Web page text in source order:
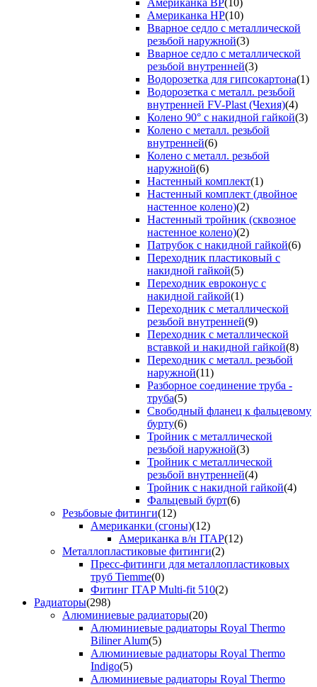
Американка ВР(10)
Американка НР(10)
Вварное седло с металлической
резьбой наружной(3)
Вварное седло с металлической
резьбой внутренней(3)
Водорозетка для гипсокартона(1)
Водорозетка с металл. резьбой
внутренней FV-Plast (Чехия)(4)
Колено 90° с накидной гайкой(3)
Колено с металл. резьбой
внутренней(6)
Колено с металл. резьбой
наружной(6)
Настенный комплект(1)
Настенный комплект (двойное
настенное колено)(2)
Настенный тройник (сквозное
настенное колено)(2)
Патрубок с накидной гайкой(6)
Переходник пластиковый с
накидной гайкой(5)
Переходник евроконус с
накидной гайкой(1)
Переходник с металлической
резьбой внутренней(9)
Переходник с металлической
вставкой и накидной гайкой(8)
Переходник с металл. резьбой
наружной(11)
Разборное соединение труба -
труба(5)
Свободный фланец к фальцевому
бурту(6)
Тройник с металлической
резьбой наружной(3)
Тройник с металлической
резьбой внутренней(4)
Тройник с накидной гайкой(4)
Фальцевый бурт(6)
Резьбовые фитинги(12)
Американки (сгоны)(12)
Американка в/н ITAP(12)
Металлопластиковые фитинги(2)
Пресс-фитинги для металлопластиковых
труб Tiemme(0)
Фитинг ITAP Multi-fit 510(2)
Радиаторы(298)
Алюминиевые радиаторы(20)
Алюминиевые радиаторы Royal Thermo
Biliner Alum(5)
Алюминиевые радиаторы Royal Thermo
Indigo(5)
Алюминиевые радиаторы Royal Thermo